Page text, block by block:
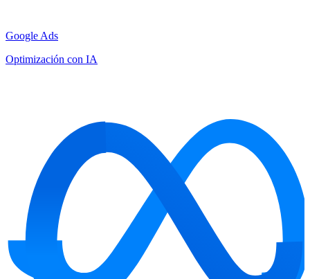
Google Ads
Optimización con IA